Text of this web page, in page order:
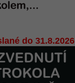
do 31.8.2026